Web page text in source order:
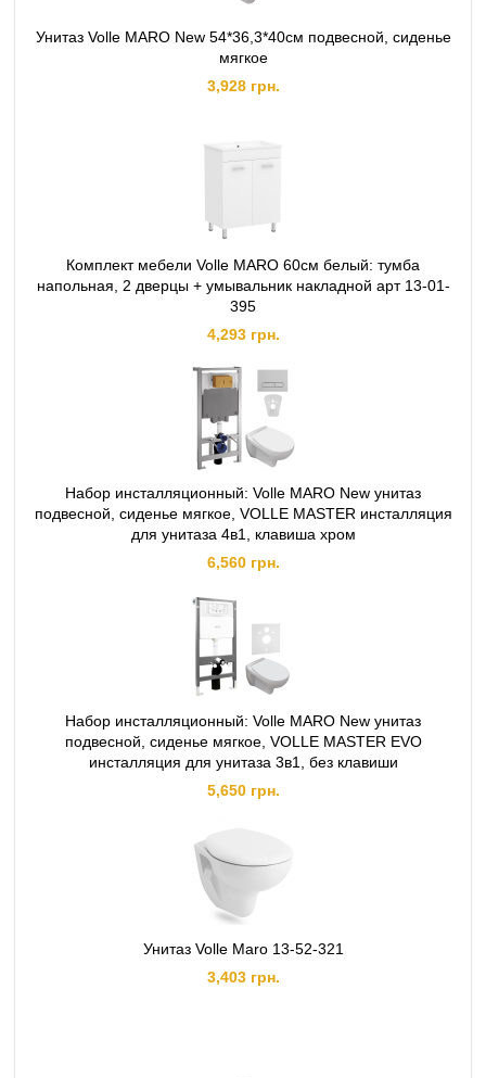
Унитаз Volle MARO New 54*36,3*40см подвесной, сиденье
мягкое
3,928 грн.
Комплект мебели Volle MARO 60см белый: тумба
напольная, 2 дверцы + умывальник накладной арт 13-01-
395
4,293 грн.
Набор инсталляционный: Volle MARO New унитаз
подвесной, сиденье мягкое, VOLLE MASTER инсталляция
для унитаза 4в1, клавиша хром
6,560 грн.
Набор инсталляционный: Volle MARO New унитаз
подвесной, сиденье мягкое, VOLLE MASTER EVO
инсталляция для унитаза 3в1, без клавиши
5,650 грн.
Унитаз Volle Maro 13-52-321
3,403 грн.